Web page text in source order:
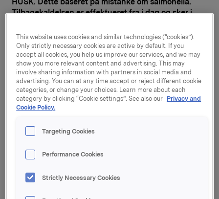
Tilbagekaldelsen er effektueret fra i dag og sker i
lægemiddelmyndighederne.
Det vides endnu ikke, om nogle salmonellatilfælde,
som er indberettet til myndighederne, skyldes
indtaget af HUSK produkter. Men mistanken og et
enkelt positivt resultat på kapsler under egenkontrol
inden pakning til markedet - får nu Orkla Care A/S til
af forsigtighedsprincip at tilbagekalde hele
kapsler og pulver i samarbejde med både fødevare- og
lægemiddelmyndighederne.
Forbrugernes sikkerhed kommer først
”Vi er i tæt og god dialog med myndighederne, da
This website uses cookies and similar technologies (“cookies”).
Only strictly necessary cookies are active by default. If you
accept all cookies, you help us improve our services, and we may
show you more relevant content and advertising. This may
involve sharing information with partners in social media and
advertising. You can at any time accept or reject different cookie
categories, or change your choices. Learn more about each
category by clicking “Cookie settings”. See also our Privacy and
Cookie Policy.
Targeting Cookies
Performance Cookies
Strictly Necessary Cookies